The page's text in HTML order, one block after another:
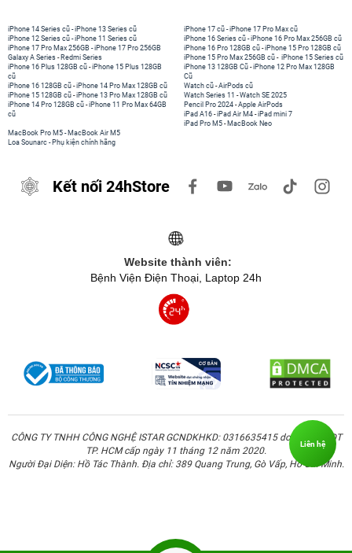
iPhone 14 Series cũ -iPhone 13 Series cũ
iPhone 12 Series cũ -iPhone 11 Series cũ
iPhone 17 Pro Max 256GB -iPhone 17 Pro 256GB
Galaxy A Series - Redmi Series
iPhone 17 cũ -iPhone 17 Pro Max cũ
iPhone 16 Series cũ - iPhone 16 Pro Max 256GB cũ
iPhone 16 Pro 128GB cũ -iPhone 15 Pro 128GB cũ
iPhone 15 Pro Max 256GB cũ - iPhone 15 Series cũ
iPhone 16 Plus 128GB cũ -iPhone 15 Plus 128GB
cũ
iPhone 16 128GB cũ -iPhone 14 Pro Max 128GB cũ
iPhone 15 128GB cũ -iPhone 13 Pro Max 128GB cũ
iPhone 14 Pro 128GB cũ -iPhone 11 Pro Max 64GB
cũ
iPhone 13 128GB Cũ -iPhone 12 Pro Max 128GB
Cũ
Watch cũ -AirPods cũ
Watch Series 11 -Watch SE 2025
Pencil Pro 2024 -Apple AirPods
iPad A16 -iPad Air M4 -iPad mini 7
iPad Pro M5 - MacBook Neo
MacBook Pro M5 - MacBook Air M5
Loa Sounarc - Phụ kiện chính hãng
Kết nối 24hStore
Website thành viên:
Bệnh Viện Điện Thoại, Laptop 24h
CÔNG TY TNHH CÔNG NGHỆ ISTAR GCNDKHKD: 0316635415 do Sở KH & ĐT
TP. HCM cấp ngày 11 tháng 12 năm 2020.
Người Đại Diện: Hồ Tác Thành. Địa chỉ: 389 Quang Trung, Gò Vấp, Hồ Chí Minh.
Liên hệ